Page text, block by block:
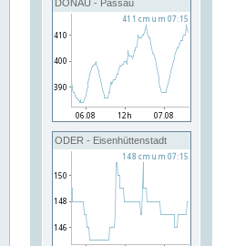
DONAU - Passau
ODER - Eisenhüttenstadt